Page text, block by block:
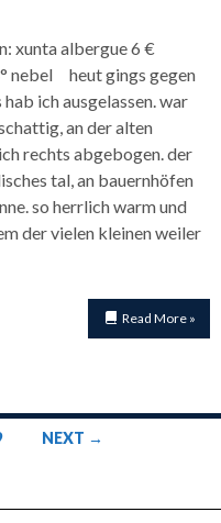
xunta albergue 6 €
nebel heut gings gegen
ich ausgelassen. war
an der alten
rechts abgebogen. der
tal, an bauernhöfen
so herrlich warm und
der vielen kleinen weiler
Read More »
NEXT →